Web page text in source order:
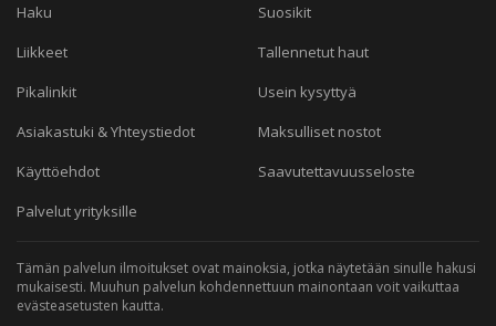
Haku
Liikkeet
Pikalinkit
Asiakastuki & Yhteystiedot
Käyttöehdot
Palvelut yrityksille
Suosikit
Tallennetut haut
Usein kysyttyä
Maksulliset nostot
Saavutettavuusseloste
Tämän palvelun ilmoitukset ovat mainoksia, jotka näytetään sinulle hakusi
mukaisesti. Muuhun palvelun kohdennettuun mainontaan voit vaikuttaa
evästeasetusten kautta.